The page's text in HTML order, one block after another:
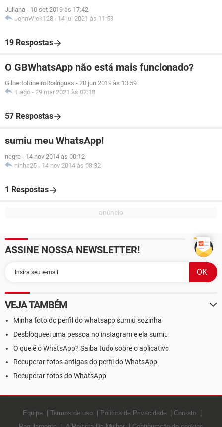
Juliana - 10 set 2019 às 17:42
JohnWick128 - 14 jul 2021 às 11:53
19 Respostas
O GBWhatsApp não está mais funcionado?
GilbertoRibeiroRodrigues - 20 jun 2019 às 13:59
Tiago - 29 mar 2021 às 02:18
57 Respostas
sumiu meu WhatsApp!
negra - 14 nov 2014 às 00:12
ninha25 - 14 nov 2014 às 08:32
1 Respostas
ASSINE NOSSA NEWSLETTER!
VEJA TAMBÉM
Minha foto do perfil do whatsapp sumiu sozinha
Desbloqueei uma pessoa no instagram e ela sumiu
O que é o WhatsApp? Saiba tudo sobre o aplicativo
Recuperar fotos antigas do perfil do WhatsApp
Recuperar fotos do WhatsApp
Equipe Termos de uso Política de Privacidade
Contato